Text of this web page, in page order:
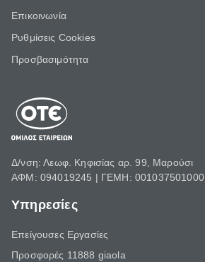
Επικοινωνία
Ρυθμίσεις Cookies
Προσβασιμότητα
Δ/νση: Λεωφ. Κηφισίας αρ. 99, Μαρούσι
ΑΦΜ: 094019245 | ΓΕΜΗ: 001037501000
Υπηρεσίες
Επείγουσες Εργασίες
Προσφορές 11888 giaola